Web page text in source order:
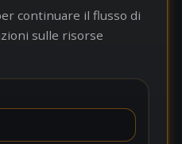
continuare il flusso di
sulle risorse